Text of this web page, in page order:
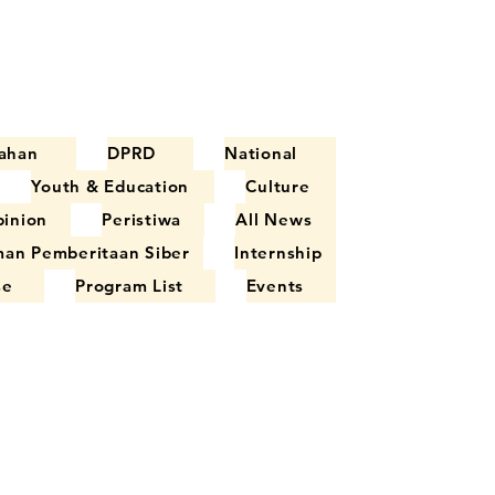
DPRD
National
Youth & Education
Culture
Peristiwa
All News
Pemberitaan Siber
Internship
Program List Events